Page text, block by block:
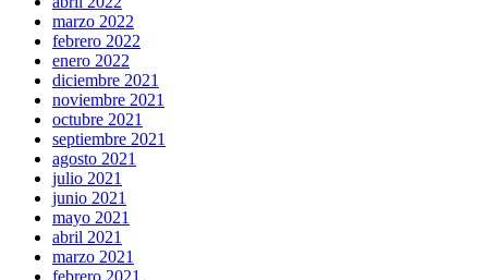
marzo 2022
febrero 2022
enero 2022
diciembre 2021
noviembre 2021
octubre 2021
septiembre 2021
agosto 2021
julio 2021
junio 2021
mayo 2021
abril 2021
marzo 2021
febrero 2021